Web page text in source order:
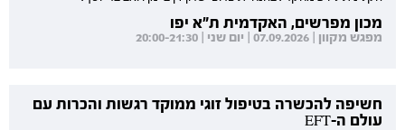
מכון מפרשים, האקדמית ת"א יפו
מפגש מקוון | 07.09.2026 | יום שני | 20:00-21:30
חשיפה להכשרה בטיפול זוגי ממוקד רגשות והכרות עם
עולם ה-EFT